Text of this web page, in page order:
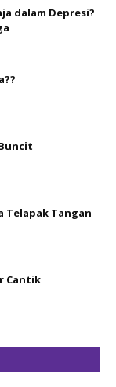
dalam Depresi?
Telapak Tangan
Cantik